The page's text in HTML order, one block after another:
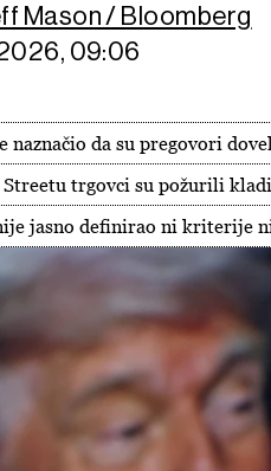
Mason / Bloomberg
09:06
naznačio da su pregovori
trgovci su požurili
jasno definirao ni kriterije